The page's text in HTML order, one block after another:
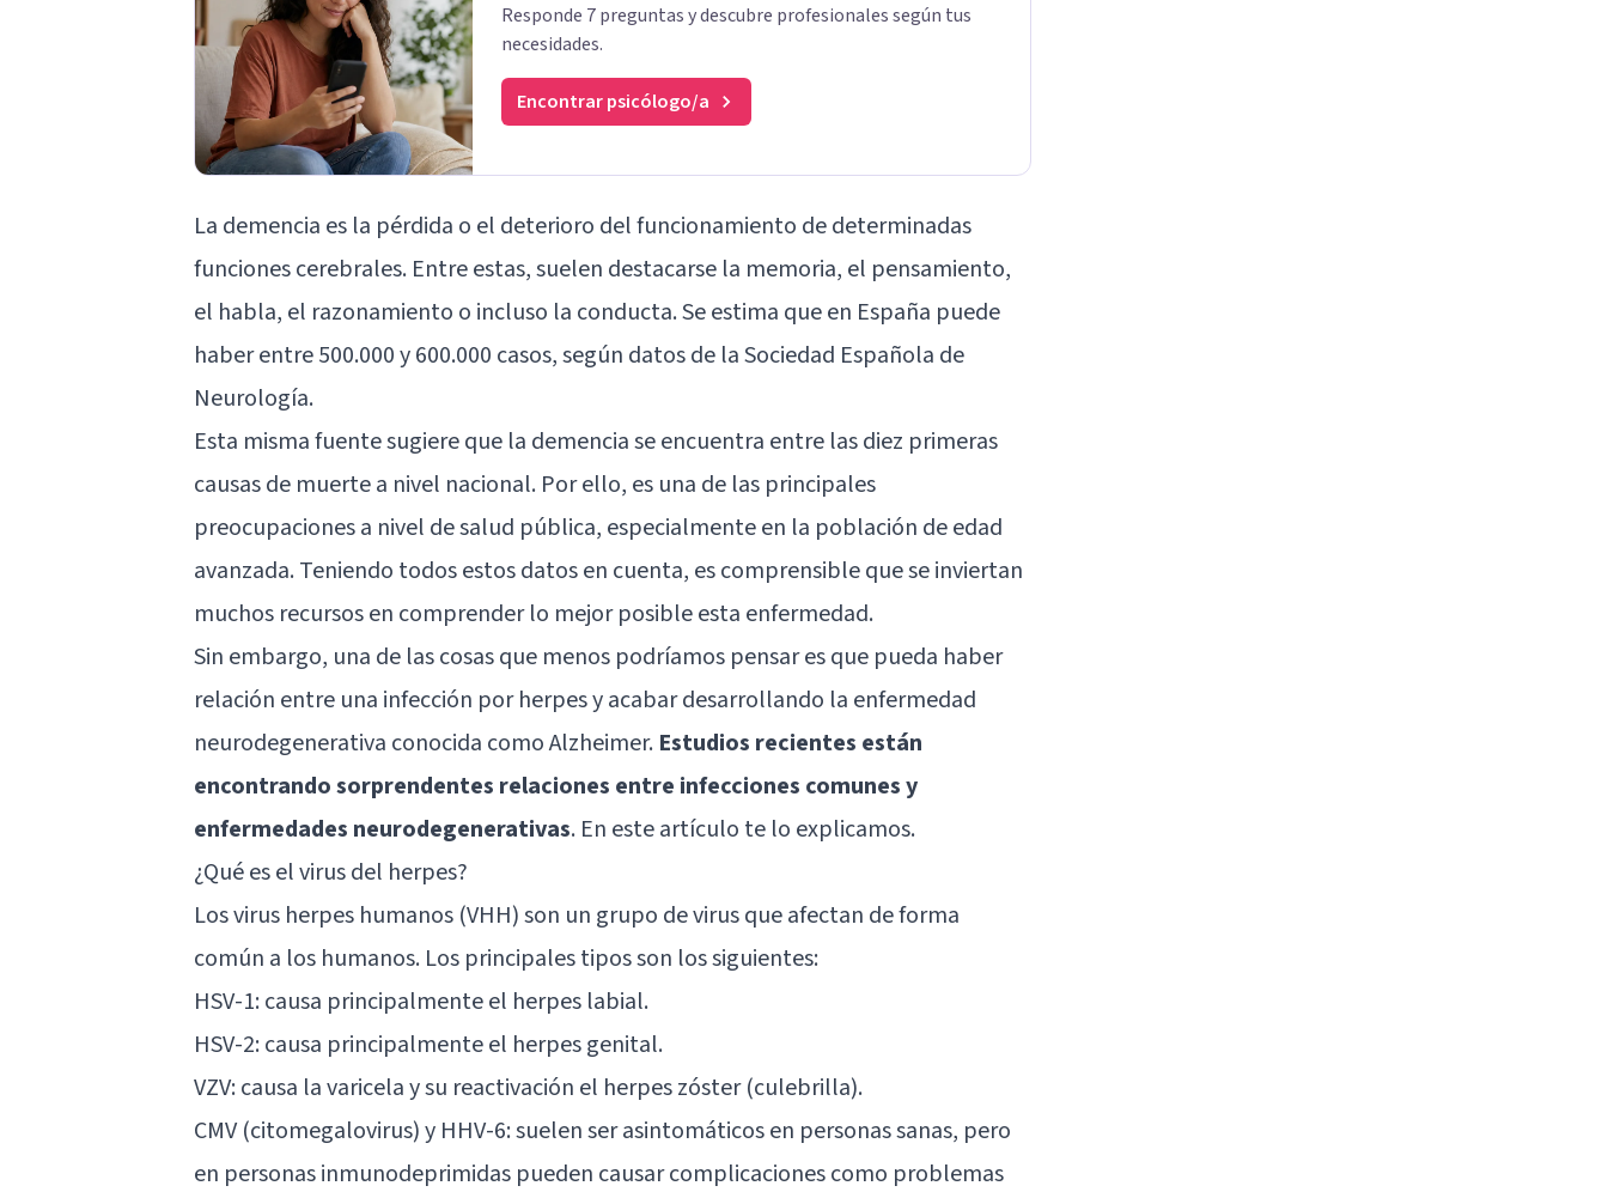
Responde 7 preguntas y descubre profesionales según tus
necesidades.
Encontrar psicólogo/a
La demencia es la pérdida o el deterioro del funcionamiento de determinadas
funciones cerebrales. Entre estas, suelen destacarse la memoria, el pensamiento,
el habla, el razonamiento o incluso la conducta. Se estima que en España puede
haber entre 500.000 y 600.000 casos, según datos de la Sociedad Española de
Neurología.
Esta misma fuente sugiere que la demencia se encuentra entre las diez primeras
causas de muerte a nivel nacional. Por ello, es una de las principales
preocupaciones a nivel de salud pública, especialmente en la población de edad
avanzada. Teniendo todos estos datos en cuenta, es comprensible que se inviertan
muchos recursos en comprender lo mejor posible esta enfermedad.
Sin embargo, una de las cosas que menos podríamos pensar es que pueda haber
relación entre una infección por herpes y acabar desarrollando la enfermedad
neurodegenerativa conocida como Alzheimer. Estudios recientes están
encontrando sorprendentes relaciones entre infecciones comunes y
enfermedades neurodegenerativas. En este artículo te lo explicamos.
¿Qué es el virus del herpes?
Losvirus herpes humanos (VHH) son un grupo de virus que afectan de forma
común a los humanos. Los principales tipos son los siguientes:
HSV-1: causa principalmente el herpes labial.
HSV-2: causa principalmente el herpes genital.
VZV: causa la varicela y su reactivación el herpes zóster (culebrilla).
CMV (citomegalovirus) y HHV-6: suelen ser asintomáticos en personas sanas, pero
en personas inmunodeprimidas pueden causar complicaciones como problemas